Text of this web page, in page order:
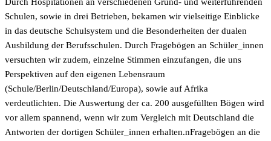
Schulen, sowie in drei Betrieben, bekamen wir vielseitige Einblicke
in das deutsche Schulsystem und die Besonderheiten der dualen
Ausbildung der Berufsschulen. Durch Fragebögen an Schüler_innen
versuchten wir zudem, einzelne Stimmen einzufangen, die uns
Perspektiven auf den eigenen Lebensraum
(Schule/Berlin/Deutschland/Europa), sowie auf Afrika
verdeutlichten. Die Auswertung der ca. 200 ausgefüllten Bögen wird
vor allem spannend, wenn wir zum Vergleich mit Deutschland die
Antworten der dortigen Schüler_innen erhalten.nFragebögen an die